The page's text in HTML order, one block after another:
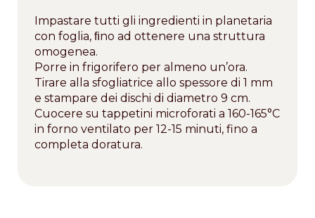
Impastare tutti gli ingredienti in planetaria
con foglia, ﬁno ad ottenere una struttura
omogenea.
Porre in frigorifero per almeno un’ora.
Tirare alla sfogliatrice allo spessore di 1 mm
e stampare dei dischi di diametro 9 cm.
Cuocere su tappetini microforati a 160-165°C
in forno ventilato per 12-15 minuti, fino a
completa doratura.